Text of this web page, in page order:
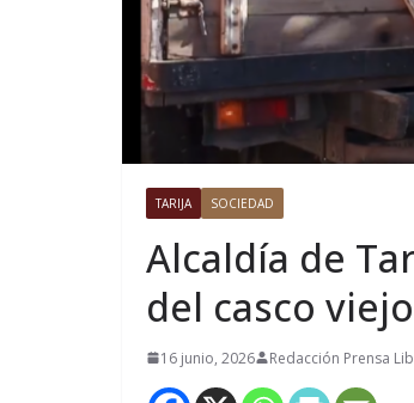
TARIJA SOCIEDAD
Alcaldía de
del casco
16 junio, 2026 Redacción Prensa